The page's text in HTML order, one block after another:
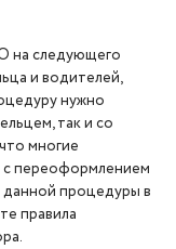
на следующего
и водителей,
нужно
так и со
многие
с переоформлением
процедуры в
правила